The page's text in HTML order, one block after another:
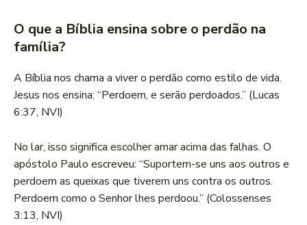
O que a Bíblia ensina sobre o perdão na
família?
A Bíblia nos chama a viver o perdão como estilo de vida.
Jesus nos ensina: “Perdoem, e serão perdoados.” (Lucas
6:37, NVI)
No lar, isso significa escolher amar acima das falhas. O
apóstolo Paulo escreveu: “Suportem-se uns aos outros e
perdoem as queixas que tiverem uns contra os outros.
Perdoem como o Senhor lhes perdoou.” (Colossenses
3:13, NVI)